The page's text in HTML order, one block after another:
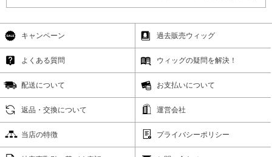
キャンペーン 過去販売ウィッグ
よくある質問 ウィッグの疑問を解決！
配送について お支払いについて
返品・交換について 運営会社
当店の特徴 プライバシーポリシー